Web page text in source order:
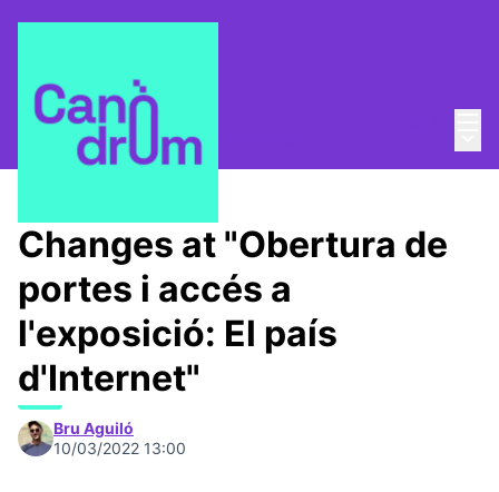
Canòdrom 1753,7 m2
Changes at "Obertura de
portes i accés a
l'exposició: El país
d'Internet"
Bru Aguiló
10/03/2022 13:00